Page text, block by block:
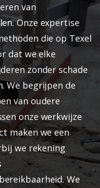
van
Onze expertise
die op Texel
dat we elke
zonder schade
We begrijpen de
van oudere
onze werkwijze
maken we een
we rekening
We